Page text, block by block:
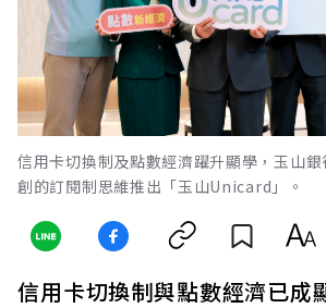
信用卡切換制及點數經濟躍升顯學，玉山
創的訂閱制思維推出「玉山Unicard」。
信用卡切換制與點數經濟已成